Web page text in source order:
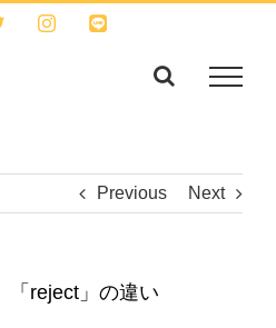
TwitterInstagram
LINE
Previous Next
「reject」の違い